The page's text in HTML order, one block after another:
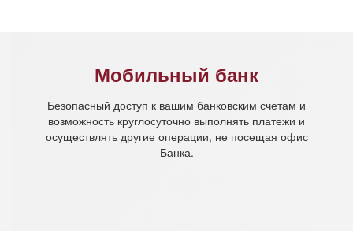
Мобильный банк
Безопасный доступ к вашим банковским счетам и
возможность круглосуточно выполнять платежи и
осуществлять другие операции, не посещая офис
Банка.